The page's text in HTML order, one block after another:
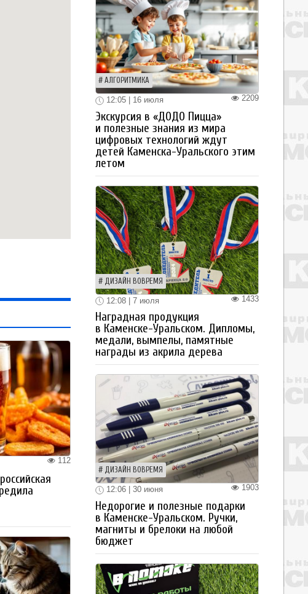
112
АЛГОРИТМИКА
2209
12:05 | 16 июля
Экскурсия в «ДОДО Пицца»
и полезные знания из мира
цифровых технологий ждут
детей Каменска-Уральского этим
летом
ДИЗАЙН ВОВРЕМЯ
1433
12:08 | 7 июля
Наградная продукция
в Каменске-Уральском. Дипломы,
медали, вымпелы, памятные
награды из акрила дерева
ДИЗАЙН ВОВРЕМЯ
1903
12:06 | 30 июня
Недорогие и полезные подарки
в Каменске-Уральском. Ручки,
магниты и брелоки на любой
бюджет